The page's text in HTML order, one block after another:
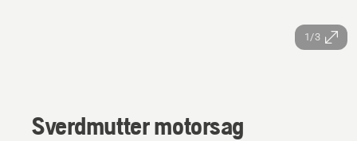
1/3
Sverdmutter motorsag